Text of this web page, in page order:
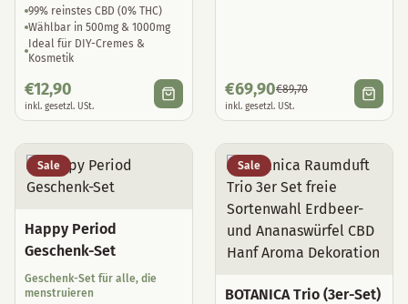
99% reinstes CBD (0% THC)
Wählbar in 500mg & 1000mg
Ideal für DIY-Cremes &
Kosmetik
€12,90
inkl. gesetzl. USt.
€69,90€89,70
inkl. gesetzl. USt.
Sale
Happy Period
Geschenk-Set
Geschenk-Set für alle, die
menstruieren
Sale
BOTANICA Trio (3er-Set)